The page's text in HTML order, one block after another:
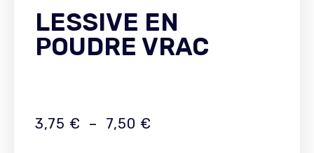
LESSIVE EN
POUDRE VRAC
3,75 € – 7,50 €